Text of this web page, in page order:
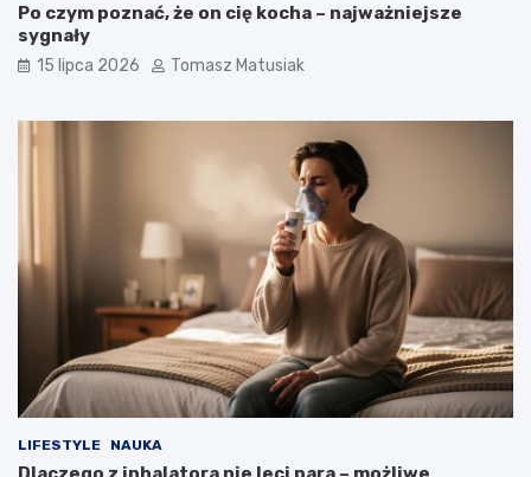
Po czym poznać, że on cię kocha – najważniejsze
sygnały
15 lipca 2026 Tomasz Matusiak
LIFESTYLE NAUKA